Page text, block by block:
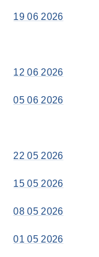
19 06 2026
12 06 2026
05 06 2026
22 05 2026
15 05 2026
08 05 2026
01 05 2026